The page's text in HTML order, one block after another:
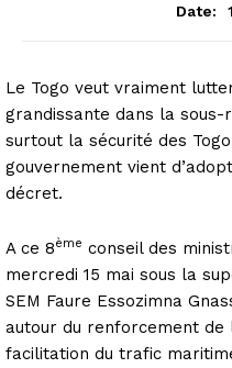
Date:
Le Togo veut vraiment
grandissante dans la
surtout la sécurité des
gouvernement vient
décret.
A ce 8ème conseil des
mercredi 15 mai sous la
SEM Faure Essozimna
autour du renforcement
facilitation du trafic